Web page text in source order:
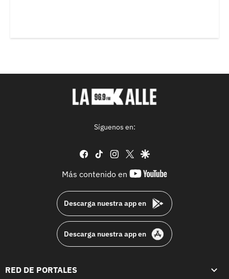
Síguenos en:
facebook
tiktok instagram
twittergoogle
Más contenido en
youtube-
Descarga nuestra app en
Descarga nuestra app en
RED DE PORTALES